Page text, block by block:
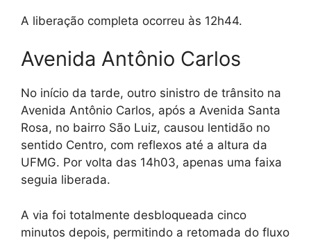
A liberação completa ocorreu às 12h44.
Avenida Antônio Carlos
No início da tarde, outro sinistro de trânsito na
Avenida Antônio Carlos, após a Avenida Santa
Rosa, no bairro São Luiz, causou lentidão no
sentido Centro, com reflexos até a altura da
UFMG. Por volta das 14h03, apenas uma faixa
seguia liberada.
A via foi totalmente desbloqueada cinco
minutos depois, permitindo a retomada do fluxo